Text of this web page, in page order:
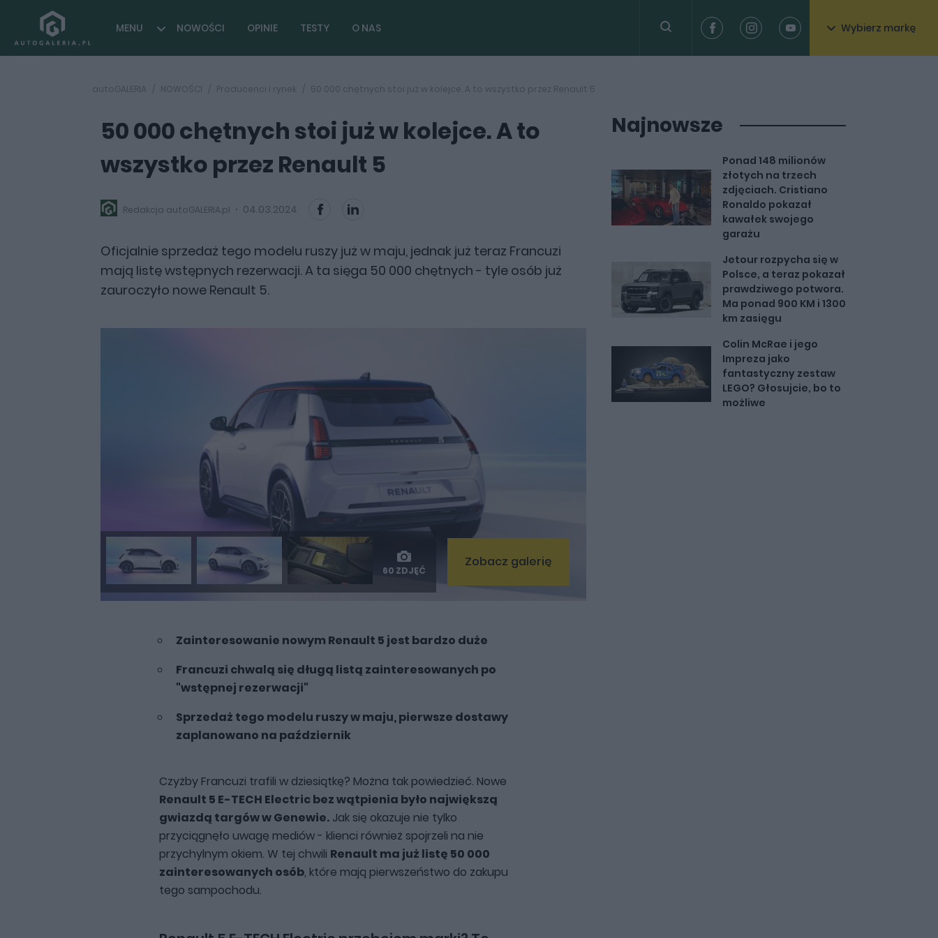
MENU NOWOŚCI OPINIE TESTY O NAS Wybierz markę
autoGALERIA NOWOŚCI Producenci i rynek 50 000 chętnych stoi już w kolejce. A to wszystko przez Renault 5
50 000 chętnych stoi już w kolejce. A to
wszystko przez Renault 5
Redakcja autoGALERIA.pl 04.03.2024
Oficjalnie sprzedaż tego modelu ruszy już w maju, jednak już teraz Francuzi
mają listę wstępnych rezerwacji. A ta sięga 50 000 chętnych - tyle osób już
zauroczyło nowe Renault 5.
60 ZDJĘĆ
Zobacz galerię
Zainteresowanie nowym Renault 5 jest bardzo duże
Francuzi chwalą się długą listą zainteresowanych po
"wstępnej rezerwacji"
Sprzedaż tego modelu ruszy w maju, pierwsze dostawy
zaplanowano na październik
Czyżby Francuzi trafili w dziesiątkę? Można tak powiedzieć. Nowe
Renault 5 E-TECH Electric bez wątpienia było największą
gwiazdą targów w Genewie.Jak się okazuje nie tylko
przyciągnęło uwagę mediów - klienci również spojrzeli na nie
przychylnym okiem. W tej chwili Renault ma już listę 50 000
zainteresowanych osób, które mają pierwszeństwo do zakupu
tego sampochodu.
Najnowsze
Ponad 148 milionów
złotych na trzech
zdjęciach. Cristiano
Ronaldo pokazał
kawałek swojego
garażu
Jetour rozpycha się w
Polsce, a teraz pokazał
prawdziwego potwora.
Ma ponad 900 KM i 1300
km zasięgu
Colin McRae i jego
Impreza jako
fantastyczny zestaw
LEGO? Głosujcie, bo to
możliwe